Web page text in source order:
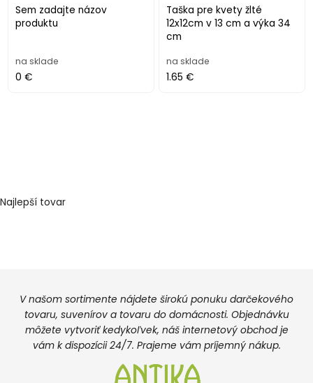
Sem zadajte názov
produktu
na sklade
0 €
Taška pre kvety žlté
12x12cm v 13 cm a výka 34
cm
na sklade
1.65 €
Najlepší tovar
V našom sortimente nájdete širokú ponuku darčekového
tovaru, suvenírov a tovaru do domácnosti. Objednávku
môžete vytvoriť kedykoľvek, náš internetový obchod je
vám k dispozícii 24/7. Prajeme vám príjemný nákup.